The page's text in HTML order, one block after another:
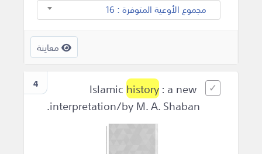
مجموع الأوعية المتوفرة : 16
معاينة
4 history: a new
interpretation/by M. A. Shaban.